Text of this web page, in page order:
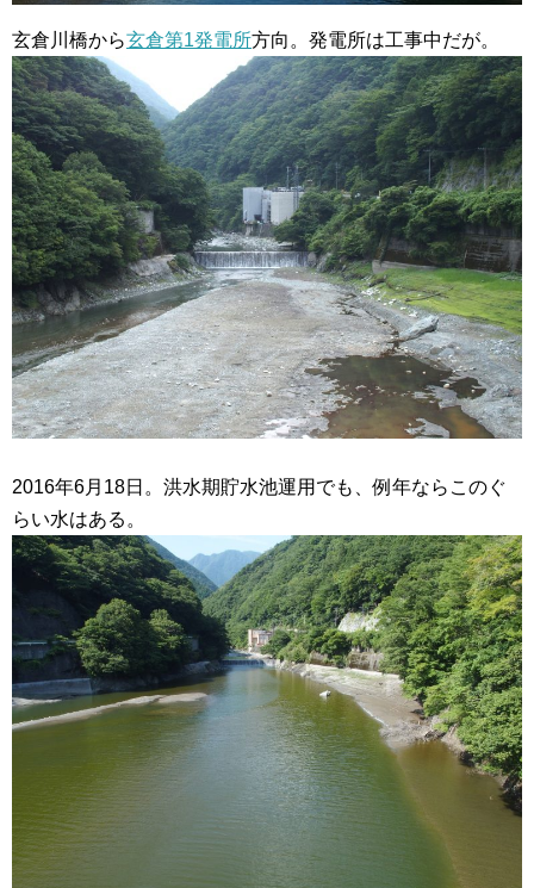
玄倉川橋から玄倉第1発電所方向。発電所は工事中だが。
2016年6月18日。洪水期貯水池運用でも、例年ならこのぐ
らい水はある。